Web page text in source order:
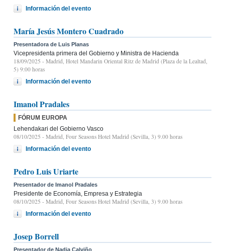
Información del evento
María Jesús Montero Cuadrado
Presentadora de Luis Planas
Vicepresidenta primera del Gobierno y Ministra de Hacienda
18/09/2025 - Madrid, Hotel Mandarin Oriental Ritz de Madrid (Plaza de la Lealtad,
5) 9:00 horas
Información del evento
Imanol Pradales
FÓRUM EUROPA
Lehendakari del Gobierno Vasco
08/10/2025 - Madrid, Four Seasons Hotel Madrid (Sevilla, 3) 9.00 horas
Información del evento
Pedro Luis Uriarte
Presentador de Imanol Pradales
Presidente de Economía, Empresa y Estrategia
08/10/2025 - Madrid, Four Seasons Hotel Madrid (Sevilla, 3) 9.00 horas
Información del evento
Josep Borrell
Presentador de Nadia Calviño